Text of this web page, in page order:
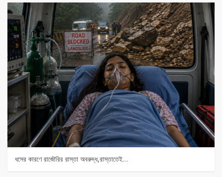
ধসের কারণে রাজৌরির রাস্তা অবরুদ্ধ,রাস্তাতেই…